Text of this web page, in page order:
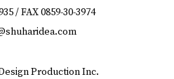
/ FAX0859-30-3974
Production Inc.